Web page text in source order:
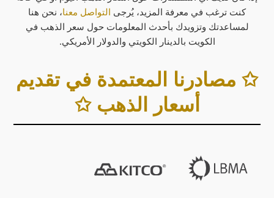
كنت ترغب في معرفة المزيد، يُرجى التواصل معنا، نحن هنا
لمساعدتك وتزويدك بأحدث المعلومات حول سعر الذهب في
الكويت بالدينار الكويتي والدولار الأمريكي.
✩ مصادرنا المعتمدة في تقديم
أسعار الذهب ✩